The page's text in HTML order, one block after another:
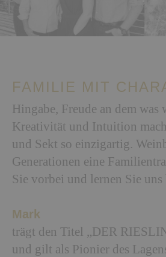
FAMILIE MIT
Hingabe, Freude an dem was
Kreativität und Intuition
und Sekt so einzigartig.
Generationen eine
Sie vorbei und lernen Sie uns
Mark
trägt den Titel „DER
und gilt als Pionier des